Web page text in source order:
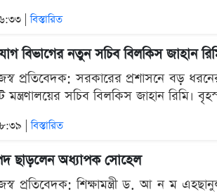
|বিস্তারিত
বিভাগের নতুন সচিব বিলকিস জাহান
প্রতিবেদক: সরকারের প্রশাসনে বড়
মন্ত্রণালয়ের সচিব বিলকিস জাহান রিমি।
|বিস্তারিত
পদ ছাড়লেন অধ্যাপক সোহেল
প্রতিবেদক: শিক্ষামন্ত্রী ড. আ ন ম